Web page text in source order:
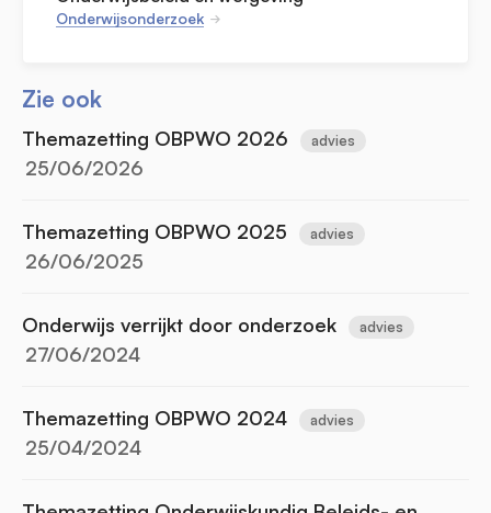
Onderwijsonderzoek
Zie ook
Themazetting OBPWO 2026 advies
25/06/2026
Themazetting OBPWO 2025 advies
26/06/2025
Onderwijs verrijkt door onderzoek advies
27/06/2024
Themazetting OBPWO 2024 advies
25/04/2024